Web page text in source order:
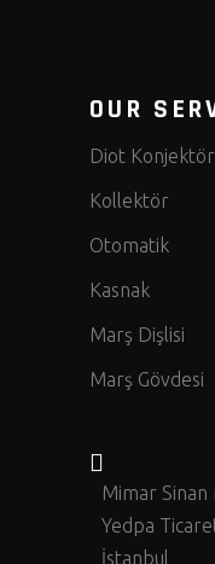
OUR
Diot Konjektör
Kollektör
Otomatik
Kasnak
Marş Dişlisi
Marş Gövdesi
Mimar Sinan
Yedpa
İstanbul